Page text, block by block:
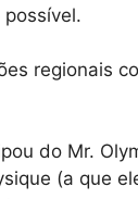
regionais
do Mr.
(a que